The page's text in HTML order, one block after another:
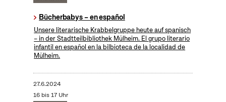
Bücherbabys – en español
Unsere literarische Krabbelgruppe heute auf spanisch
– in der Stadtteilbibliothek Mülheim. El grupo literario
infantil en español en la bilbioteca de la localidad de
Mülheim.
27.6.2024
16 bis 17 Uhr